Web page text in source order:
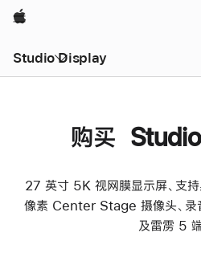
Apple
Studio Display
购买
27 英寸 5K 视网膜显示屏、支
像素 Center Stage 摄像头、录
及雷雳 5 端